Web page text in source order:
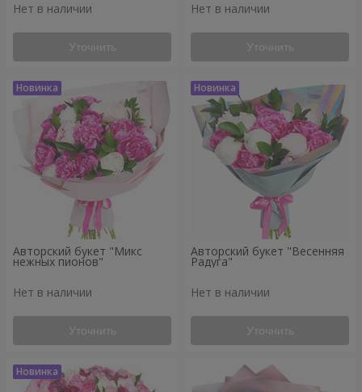
Нет в наличии
Уточнить
Нет в наличии
Уточнить
Авторский букет "Микс
нежных пионов"
Нет в наличии
Уточнить
Авторский букет "Весенняя
Радуга"
Нет в наличии
Уточнить